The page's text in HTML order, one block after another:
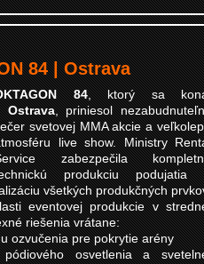
84 | Ostrava
84, ktorý sa
Ostrava, priniesol
svetovej MMA akcie a
live show. Ministry
zabezpečila
produkciu podujatia
všetkých produkčných
eventovej produkcie v
riešenia vrátane:
ozvučenia pre pokrytie arény
osvetlenia a